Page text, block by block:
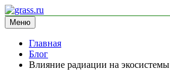
Перейти
к
содержимому
grass.ru
блог про экологию
Меню
Главная
Блог
Влияние радиации на экосистемы